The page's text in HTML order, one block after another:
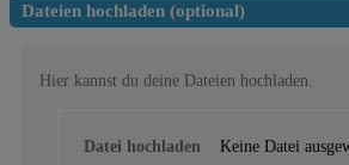
Dateien hochladen (optional)
Hier kannst du deine Dateien hochladen.
Datei hochladen Keine Datei